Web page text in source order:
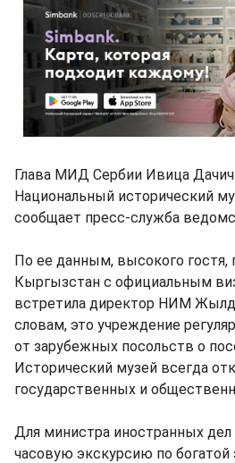
Глава МИД Сербии Ивица Дачич
Национальный исторический
сообщает пресс-служба
По ее данным, высокого
Кыргызстан с официальным
встретила директор НИМ
словам, это учреждение
от зарубежных посольств о
Исторический музей всегда
государственных и
Для министра иностранных дел
часовую экскурсию по богатой